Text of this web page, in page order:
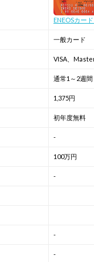
ENEOSカード
一般カード
VISA、
通常1～2週間
1,375円
初年度無料
-
100万円
-
-
-